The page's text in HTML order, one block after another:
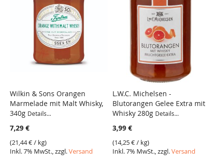
Wilkin & Sons Orangen
Marmelade mit Malt Whisky,
340g Details...
7,29 €
(21,44 €/ kg)
Inkl. 7% MwSt., zzgl.Versand
L.W.C. Michelsen -
Blutorangen Gelee Extra mit
Whisky 280g Details...
3,99 €
(14,25 €/ kg)
Inkl. 7% MwSt., zzgl.Versand